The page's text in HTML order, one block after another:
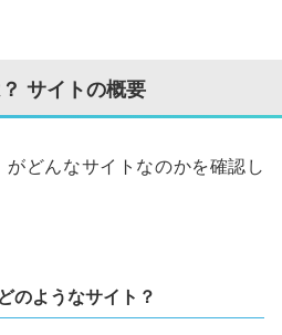
サイトの概要
がどんなサイトなのかを確認し
のようなサイト？